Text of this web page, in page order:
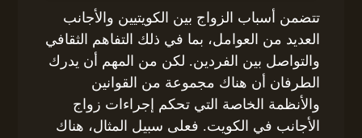
تتضمن أسباب الزواج بين الكويتيين والأجانب
العديد من العوامل، بما في ذلك التفاهم الثقافي
والتواصل بين الفردين. لكن من المهم أن يدرك
الطرفان أن هناك مجموعة من القوانين
والأنظمة الخاصة التي تحكم إجراءات زواج
الأجانب في الكويت. فعلى سبيل المثال، هناك